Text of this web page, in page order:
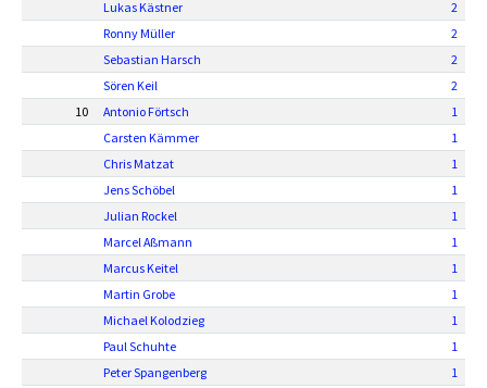
Lukas Kästner
2
Ronny Müller
2
Sebastian Harsch
2
Sören Keil
2
10
Antonio Förtsch
1
Carsten Kämmer
1
Chris Matzat
1
Jens Schöbel
1
Julian Rockel
1
Marcel Aßmann
1
Marcus Keitel
1
Martin Grobe
1
Michael Kolodzieg
1
Paul Schuhte
1
Peter Spangenberg
1